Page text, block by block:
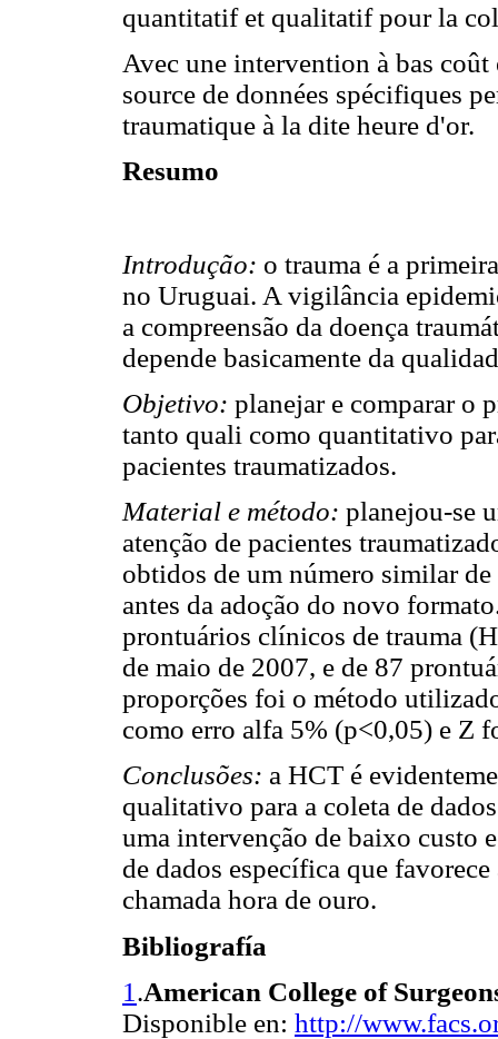
quantitatif et qualitatif pour la
Avec une intervention à bas
source de données spécifiques
traumatique à la dite heure d'or.
Resumo
Introdução: o trauma é a
no Uruguai. A vigilância
a compreensão da doença
depende basicamente da
Objetivo: planejar e comparar o
tanto quali como quantitativo
pacientes traumatizados.
Material e método: planejou-se
atenção de pacientes
obtidos de um número similar
antes da adoção do novo
prontuários clínicos de trauma
de maio de 2007, e de 87
proporções foi o método
como erro alfa 5% (p<0,05) e Z
Conclusões: a HCT é
qualitativo para a coleta de
uma intervenção de baixo custo
de dados específica que
chamada hora de ouro.
Bibliografía
1 .American College of
Disponible en: http://